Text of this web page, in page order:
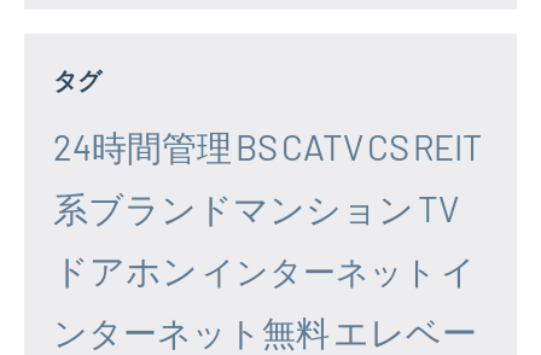
タグ
24時間管理 BSCATVCSREIT
系ブランドマンション TV
ドアホン インターネット イ
ンターネット無料エレベー